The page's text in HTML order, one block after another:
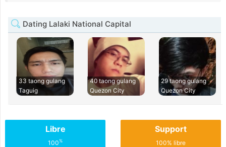
Dating Lalaki National Capital
33 taong gulang
Taguig
40 taong gulang
Quezon City
29 taong gulang
Quezon City
Libre
100%
Support
100% libre